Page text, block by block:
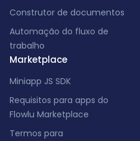
Construtor de documentos
Automação do fluxo de
trabalho
Marketplace
Miniapp JS SDK
Requisitos para apps do
Flowlu Marketplace
Termos para